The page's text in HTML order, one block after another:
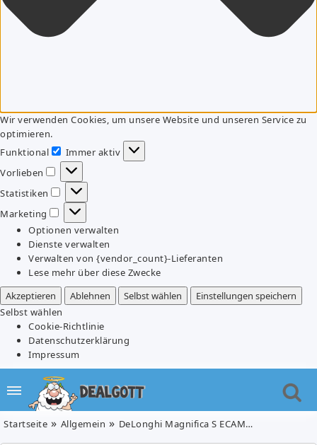
Wir verwenden Cookies, um unsere Website und unseren Service zu
optimieren.
Funktional
Funktional
Immer aktiv
Vorlieben
Vorlieben
Statistiken
Statistiken
Marketing
Marketing
Optionen verwalten
Dienste verwalten
Verwalten von {vendor_count}-Lieferanten
Lese mehr über diese Zwecke
Akzeptieren
Ablehnen Selbst wählen
Einstellungen speichern
Selbst wählen
Cookie-Richtlinie
Datenschutzerklärung
Impressum
Startseite Allgemein DeLonghi Magnifica S ECAM21.116.B Kaffeevollautomat für 259€ (Vergleich: 335,26€)